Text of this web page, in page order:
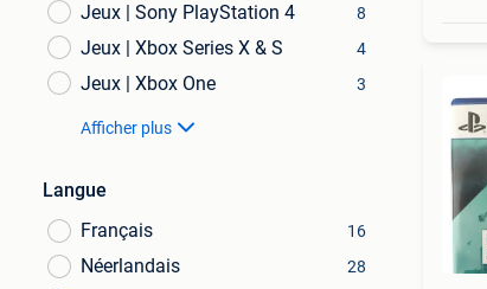
Jeux | Sony PlayStation 4 8
Jeux | Xbox Series X & S 4
Jeux | Xbox One 3
Afficher plus
Langue
Français
16
Néerlandais 28